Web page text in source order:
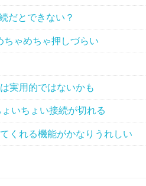
だとできない？
ちゃめちゃ押しづらい
実用的ではないかも
いちょい接続が切れる
くれる機能がかなりうれしい